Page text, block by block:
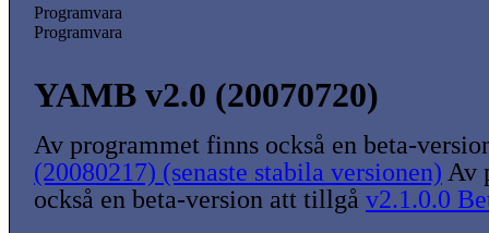
Programvara
Programvara
YAMB v2.0 (20070720)
Av programmet finns också en beta-
(20080217) (senaste stabila versionen) Av
också en beta-version att tillgå v2.1.0.0